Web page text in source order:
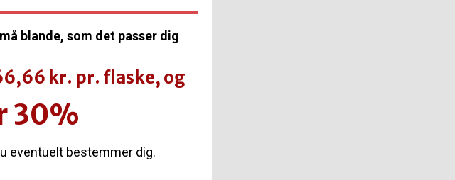
blande, som det passer dig
kr. pr. flaske, og
30%
eventuelt bestemmer dig.